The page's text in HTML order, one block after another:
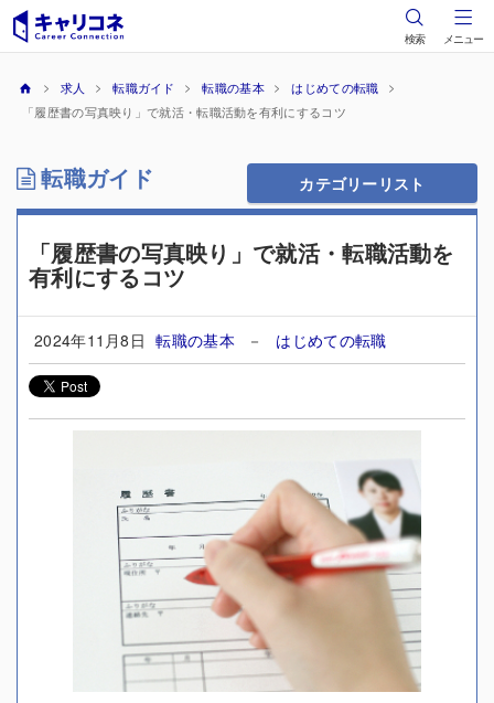
検索 メニュー
求人 転職ガイド 転職の基本
はじめての転職
「履歴書の写真映り」で就活・転職活動を有利にするコツ
転職ガイド カテゴリーリスト
「履歴書の写真映り」で就活・転職活動を
有利にするコツ
2024年11月8日 転職の基本 － はじめての転職